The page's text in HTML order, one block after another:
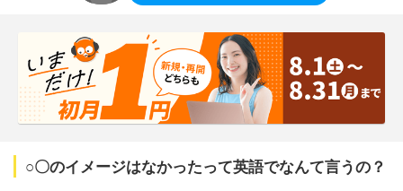
○〇のイメージはなかったって英語でなんて言うの？